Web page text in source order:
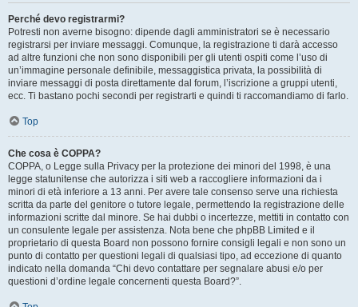
Perché devo registrarmi?
Potresti non averne bisogno: dipende dagli amministratori se è necessario
registrarsi per inviare messaggi. Comunque, la registrazione ti darà accesso
ad altre funzioni che non sono disponibili per gli utenti ospiti come l’uso di
un’immagine personale definibile, messaggistica privata, la possibilità di
inviare messaggi di posta direttamente dal forum, l’iscrizione a gruppi utenti,
ecc. Ti bastano pochi secondi per registrarti e quindi ti raccomandiamo di farlo.
Top
Che cosa è COPPA?
COPPA, o Legge sulla Privacy per la protezione dei minori del 1998, è una
legge statunitense che autorizza i siti web a raccogliere informazioni da i
minori di età inferiore a 13 anni. Per avere tale consenso serve una richiesta
scritta da parte del genitore o tutore legale, permettendo la registrazione delle
informazioni scritte dal minore. Se hai dubbi o incertezze, mettiti in contatto con
un consulente legale per assistenza. Nota bene che phpBB Limited e il
proprietario di questa Board non possono fornire consigli legali e non sono un
punto di contatto per questioni legali di qualsiasi tipo, ad eccezione di quanto
indicato nella domanda “Chi devo contattare per segnalare abusi e/o per
questioni d’ordine legale concernenti questa Board?”.